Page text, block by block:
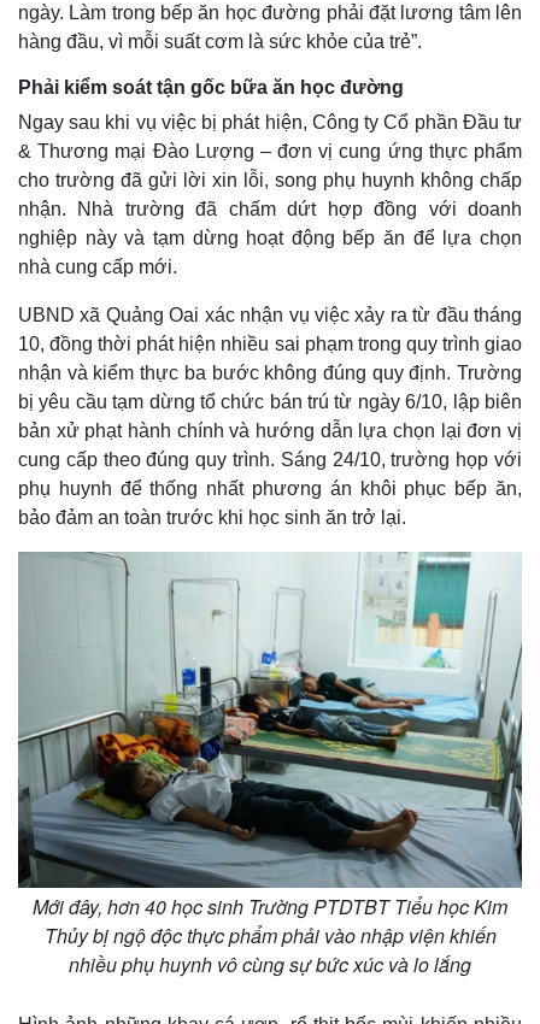
Kinh tế
Bất động sản
Khởi nghiệp
Thị trường
Giá vàng
Tiêu dùng
Tỷ giá
Chứng khoán
Giá cà phê
ngày. Làm trong bếp ăn học đường phải đặt lương tâm lên
hàng đầu, vì mỗi suất cơm là sức khỏe của trẻ”.
Phải kiểm soát tận gốc bữa ăn học đường
Ngay sau khi vụ việc bị phát hiện, Công ty Cổ phần Đầu tư
& Thương mại Đào Lượng – đơn vị cung ứng thực phẩm
cho trường đã gửi lời xin lỗi, song phụ huynh không chấp
nhận. Nhà trường đã chấm dứt hợp đồng với doanh
nghiệp này và tạm dừng hoạt động bếp ăn để lựa chọn
nhà cung cấp mới.
UBND xã Quảng Oai xác nhận vụ việc xảy ra từ đầu tháng
10, đồng thời phát hiện nhiều sai phạm trong quy trình giao
nhận và kiểm thực ba bước không đúng quy định. Trường
bị yêu cầu tạm dừng tổ chức bán trú từ ngày 6/10, lập biên
bản xử phạt hành chính và hướng dẫn lựa chọn lại đơn vị
cung cấp theo đúng quy trình. Sáng 24/10, trường họp với
phụ huynh để thống nhất phương án khôi phục bếp ăn,
bảo đảm an toàn trước khi học sinh ăn trở lại.
Mới đây, hơn 40 học sinh Trường PTDTBT Tiểu học Kim
Thủy bị ngộ độc thực phẩm phải vào nhập viện khiến
nhiều phụ huynh vô cùng sự bức xúc và lo lắng